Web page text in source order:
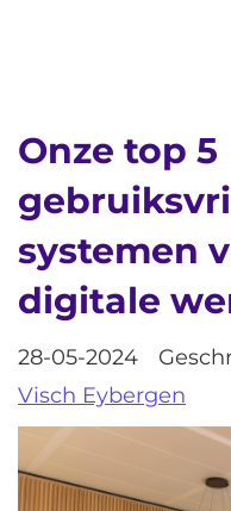
Onze top 5
systemen
digitale
28-05-2024
Visch Eybergen